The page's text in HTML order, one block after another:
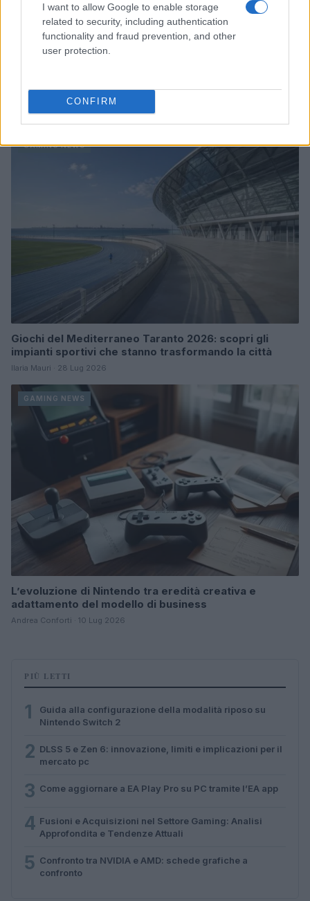
I want to allow Google to enable storage
related to security, including authentication
functionality and fraud prevention, and other
user protection.
CONFIRM
Commonwealth: tutti i dettagli
Francesca Lombardi · 2 Ago 2026
GAMING NEWS
Giochi del Mediterraneo Taranto 2026: scopri gli
impianti sportivi che stanno trasformando la città
Ilaria Mauri · 28 Lug 2026
GAMING NEWS
L’evoluzione di Nintendo tra eredità creativa e
adattamento del modello di business
Andrea Conforti · 10 Lug 2026
PIÙ LETTI
1
Guida alla configurazione della modalità riposo su
Nintendo Switch 2
2 DLSS 5 e Zen 6: innovazione, limiti e implicazioni per il
mercato pc
3 Come aggiornare a EA Play Pro su PC tramite l’EA app
4 Fusioni e Acquisizioni nel Settore Gaming: Analisi
Approfondita e Tendenze Attuali
5 Confronto tra NVIDIA e AMD: schede grafiche a
confronto